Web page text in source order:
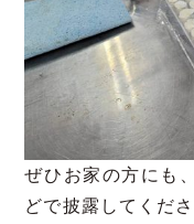
ぜひお家の方にも
どで披露してくださ